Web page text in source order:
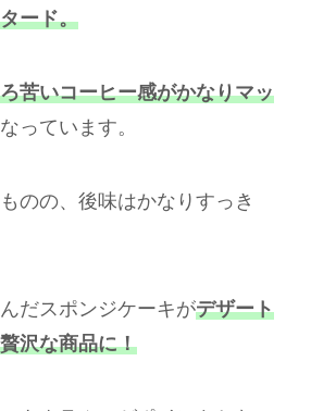
ード。
苦いコーヒー感がかなりマッ
っています。
のの、後味はかなりすっき
だスポンジケーキがデザート
沢な商品に！